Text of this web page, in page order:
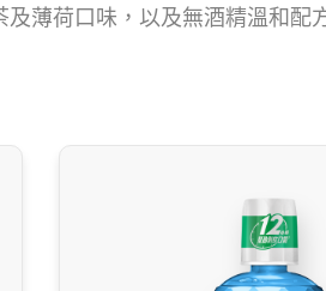
薄荷口味，以及無酒精溫和配